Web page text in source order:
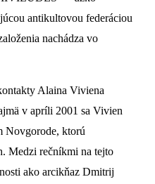
antikultovou federáciou
nachádza vo
Alaina Viviena
v apríli 2001 sa Vivien
Novgorode, ktorú
Medzi rečníkmi na tejto
ako arcikňaz Dmitrij